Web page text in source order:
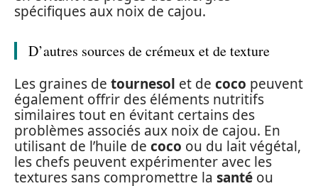
spécifiques aux noix de cajou.
D’autres sources de crémeux et de texture
Les graines de tournesol et de coco peuvent
également offrir des éléments nutritifs
similaires tout en évitant certains des
problèmes associés aux noix de cajou. En
utilisant de l’huile de coco ou du lait végétal,
les chefs peuvent expérimenter avec les
textures sans compromettre la santé ou